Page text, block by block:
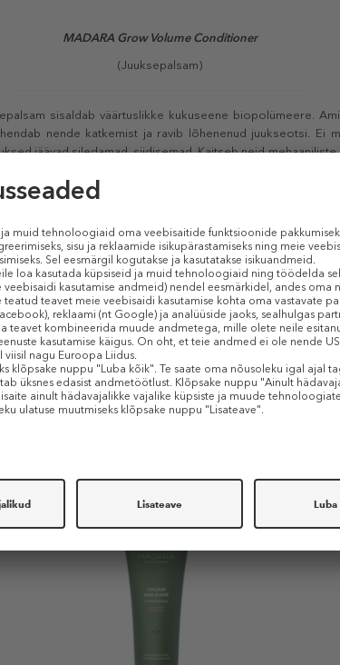
MADARA Grow Volume Conditioner
(Juuksepalsam)
sisaldab väärtuslikke kukuseene biopolümeere.
nende katkemist ja ravib lõhenenud juukseotsi. Ei
jäävad siledamad, siidisemad. Kaitseb neid